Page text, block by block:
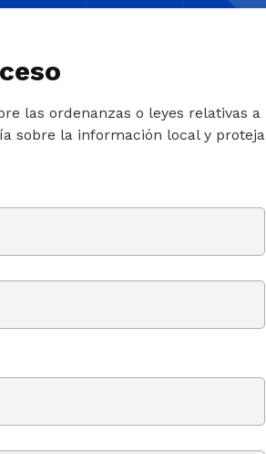
las ordenanzas o leyes relativas a
sobre la información local y proteja